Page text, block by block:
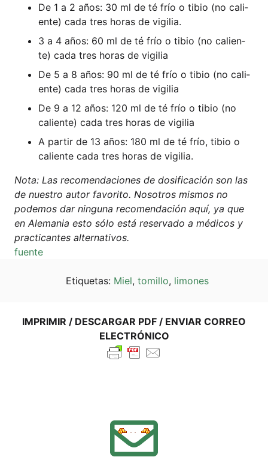
De 1 a 2 años: 30 ml de té frío o tibio (no cali­
en­te) cada tres horas de vigilia.
3 a 4 años: 60 ml de té frío o tibio (no cali­en­
te) cada tres horas de vigilia
De 5 a 8 años: 90 ml de té frío o tibio (no cali­
en­te) cada tres horas de vigilia
De 9 a 12 años: 120 ml de té frío o tibio (no
cali­en­te) cada tres horas de vigilia
A par­tir de 13 años: 180 ml de té frío, tibio o
cali­en­te cada tres horas de vigilia.
Nota: Las reco­men­d­acio­nes de dosi­fi­ca­ción son las
de nues­tro autor favo­ri­to. Noso­tros mis­mos no
pode­mos dar ningu­na reco­men­d­ación aquí, ya que
en Ale­ma­nia esto sólo está reser­va­do a méd­icos y
prac­ti­can­tes alternativos.
fuen­te
Eti­que­tas: Miel, tomil­lo, limo­nes
IMPRI­MIR / DES­CAR­GAR PDF / ENVI­AR COR­REO
ELECTRÓNICO